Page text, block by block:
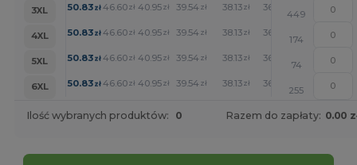
3XL
50.83zł 46.60zł 40.95zł 39.54 zł 38.13zł 36.71
449
4XL
50.83zł 46.60zł 40.95zł 39.54 zł 38.13zł 36.71
174
5XL
50.83zł 46.60zł 40.95zł 39.54 zł 38.13zł 36.71
74
6XL
50.83zł 46.60zł 40.95zł 39.54 zł 38.13zł 36.71
255
Ilość wybranych produktów: 0 Razem do zapłaty: 0.00